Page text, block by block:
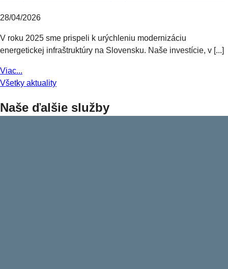
28/04/2026
V roku 2025 sme prispeli k urýchleniu modernizáciu
energetickej infraštruktúry na Slovensku. Naše investície, v [...]
Viac...
Všetky aktuality
Naše ďalšie služby